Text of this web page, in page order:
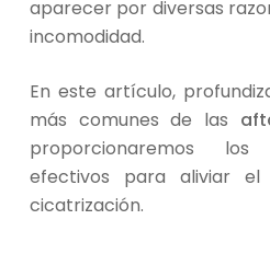
aparecer por diversas
incomodidad.
En este artículo,
más comunes de las
proporcionaremos
efectivos para aliviar
cicatrización.